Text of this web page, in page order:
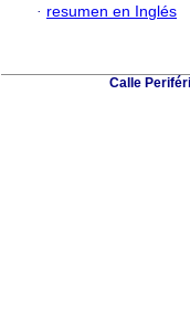
· resumen en Inglés
Calle